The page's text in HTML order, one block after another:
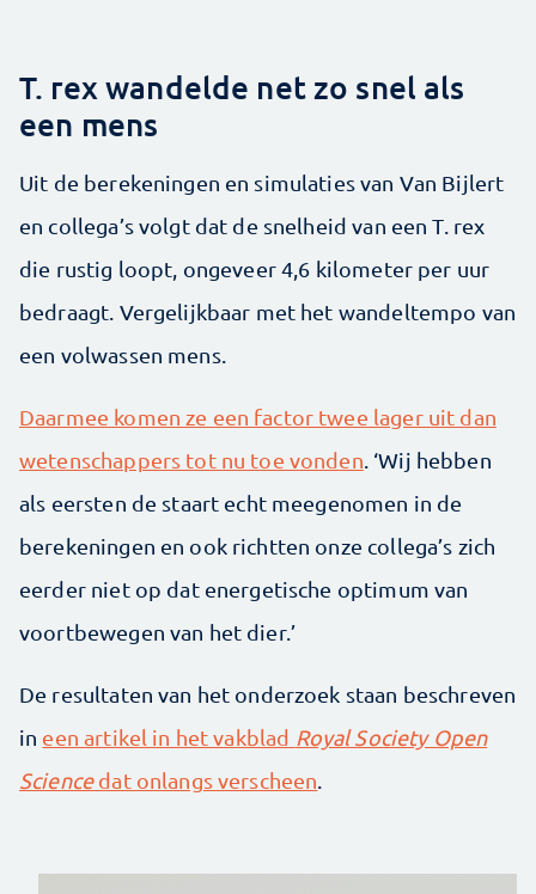
T. rex wandelde net zo snel als
een mens
Uit de berekeningen en simulaties van Van Bijlert
en collega’s volgt dat de snelheid van een T. rex
die rustig loopt, ongeveer 4,6 kilometer per uur
bedraagt. Vergelijkbaar met het wandeltempo van
een volwassen mens.
Daarmee komen ze een factor twee lager uit dan
wetenschappers tot nu toe vonden . ‘Wij hebben
als eersten de staart echt meegenomen in de
berekeningen en ook richtten onze collega’s zich
eerder niet op dat energetische optimum van
voortbewegen van het dier.’
De resultaten van het onderzoek staan beschreven
in een artikel in het vakblad Royal Society Open
Sciencedat onlangs verscheen